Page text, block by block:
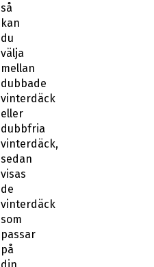
så
kan
du
välja
mellan
dubbade
vinterdäck
eller
dubbfria
vinterdäck,
sedan
visas
de
vinterdäck
som
passar
på
din